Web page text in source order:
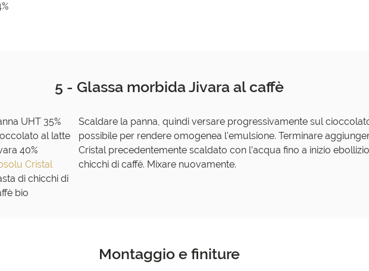
5 - Glassa morbida Jivara al caffè
UHT 35%
al latte
40%
Cristal
di chicchi di
bio
Scaldare la panna, quindi versare progressivamente sul
possibile per rendere omogenea l'emulsione. Terminare
Cristal precedentemente scaldato con l’acqua fino a inizio
chicchi di caffè. Mixare nuovamente.
Montaggio e finiture